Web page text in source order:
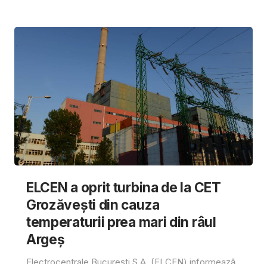
ELCEN a oprit turbina de la CET
Grozăvești din cauza
temperaturii prea mari din râul
Argeș